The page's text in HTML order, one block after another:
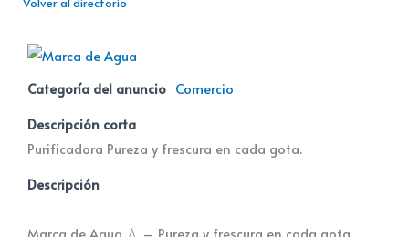
Categoría del anuncio Comercio
Descripción corta
Purificadora Pureza y frescura en cada gota.
Descripción